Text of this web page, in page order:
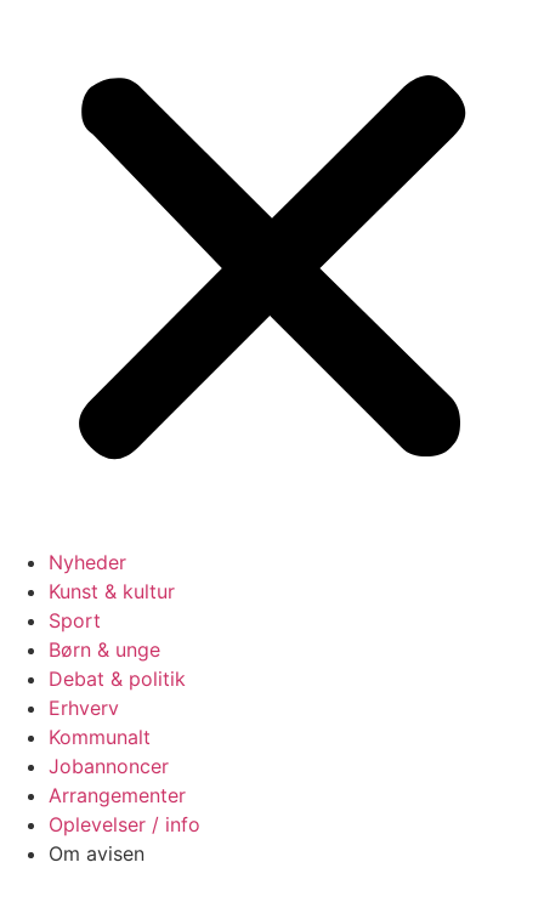
Nyheder
Kunst & kultur
Sport
Børn & unge
Debat & politik
Erhverv
Kommunalt
Jobannoncer
Arrangementer
Oplevelser / info
Om avisen